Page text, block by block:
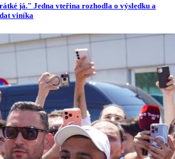
já." Jedna vteřina rozhodla o výsledku a
viníka